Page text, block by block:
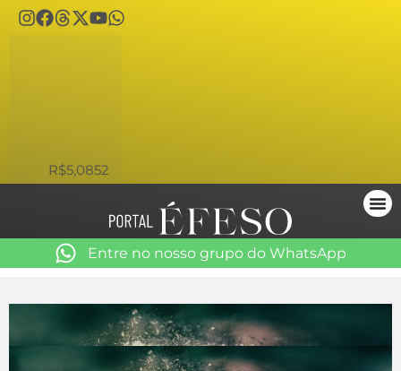
R$5,0852
Entre no nosso grupo do WhatsApp